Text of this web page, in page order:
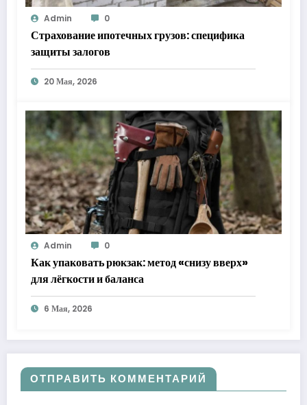
Admin 0
Страхование ипотечных грузов: специфика
защиты залогов
20 Мая, 2026
Admin 0
Как упаковать рюкзак: метод «снизу вверх»
для лёгкости и баланса
6 Мая, 2026
ОТПРАВИТЬ КОММЕНТАРИЙ